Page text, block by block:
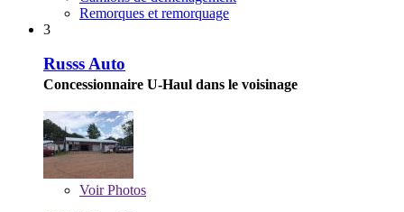
Remorques et remorquage
3
Russs Auto
Concessionnaire U-Haul dans le voisinage
VoirPhotos